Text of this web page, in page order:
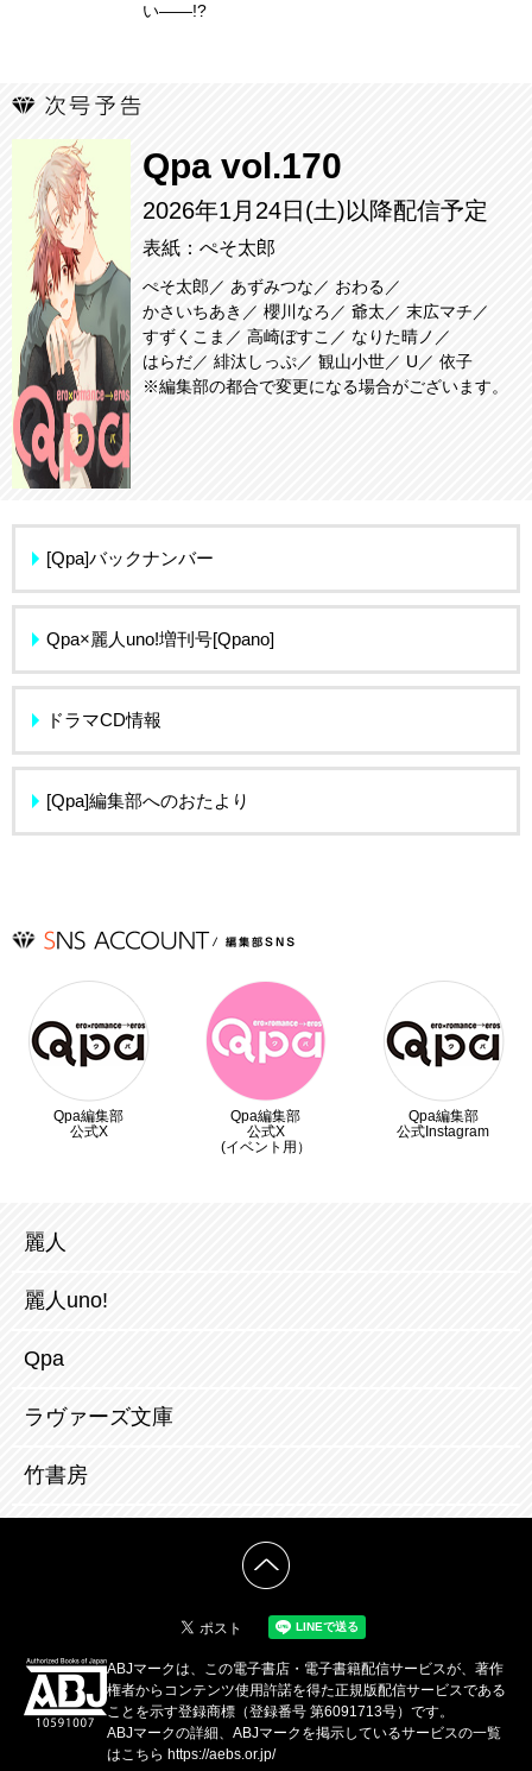
い――!?
Qpa vol.170
2026年1月24日(土)以降配信予定
表紙：ぺそ太郎
ぺそ太郎 あずみつな
おわる
かさいちあき
櫻川なろ 爺太
末広マチ
すずくこま
高崎ぼすこ
なりた晴ノ
はらだ
緋汰しっぷ 観山小世 U
依子
※編集部の都合で変更になる場合がございます。
[Qpa]バックナンバー
Qpa×麗人uno!増刊号[Qpano]
ドラマCD情報
[Qpa]編集部へのおたより
Qpa編集部
公式X
Qpa編集部
公式X
(イベント用）
Qpa編集部
公式Instagram
麗人
麗人uno!
Qpa
ラヴァーズ文庫
竹書房
ABJマークは、この電子書店・電子書籍配信サービスが、著作
権者からコンテンツ使用許諾を得た正規版配信サービスである
ことを示す登録商標（登録番号 第6091713号）です。
ABJマークの詳細、ABJマークを掲示しているサービスの一覧
はこちら https://aebs.or.jp/